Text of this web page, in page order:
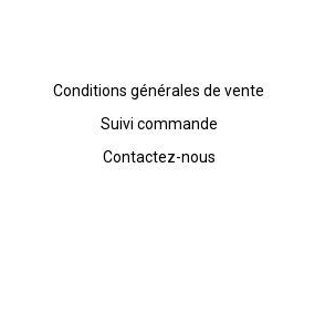
Conditions générales de vente
Suivi commande
Contactez-nous